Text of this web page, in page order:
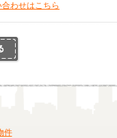
わせはこちら
件